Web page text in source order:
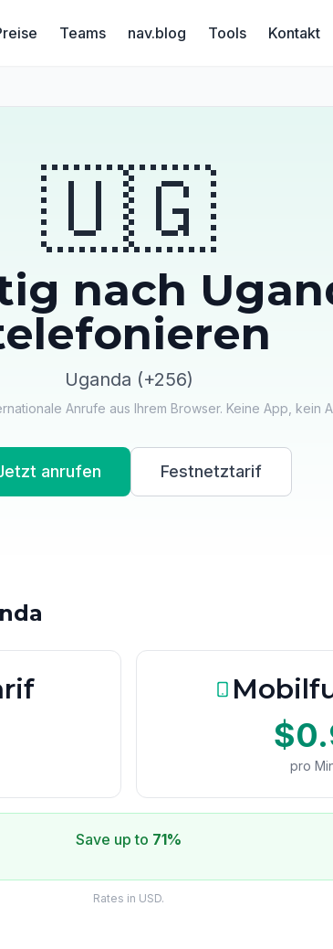
Teams nav.blog Tools Kontakt
🇺🇬
nach
Uganda (+256)
Anrufe aus Ihrem Browser. Keine App, kein
anrufen Festnetztarif
pro
Save up to 71%
Rates in USD.